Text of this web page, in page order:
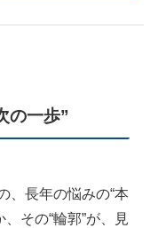
の一歩”
、長年の悩みの“本
その“輪郭”が、見